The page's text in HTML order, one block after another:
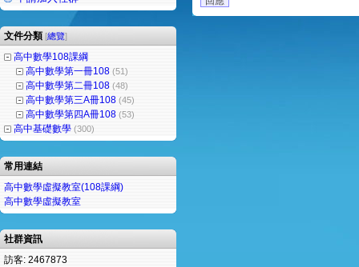
文件分類 [總覽]
高中數學108課綱
高中數學第一冊108 (51)
高中數學第二冊108 (48)
高中數學第三A冊108 (45)
高中數學第四A冊108 (53)
高中基礎數學 (300)
常用連結
高中數學虛擬教室(108課綱)
高中數學虛擬教室
社群資訊
訪客: 2467873